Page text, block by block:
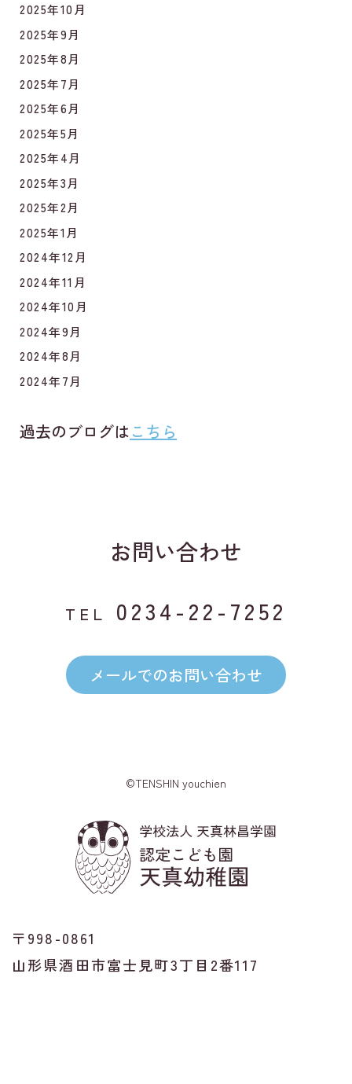
2025年10月
2025年9月
2025年8月
2025年7月
2025年6月
2025年5月
2025年4月
2025年3月
2025年2月
2025年1月
2024年12月
2024年11月
2024年10月
2024年9月
2024年8月
2024年7月
過去のブログはこちら
お問い合わせ
TEL 0234-22-7252
メールでのお問い合わせ
©TENSHIN youchien
〒998-0861
山形県酒田市富士見町3丁目2番117